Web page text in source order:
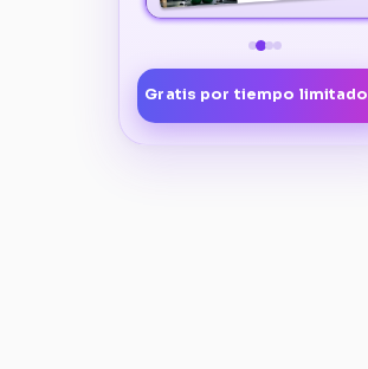
Gratis por tiempo limitado